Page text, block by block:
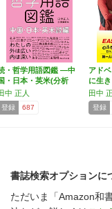
・哲学用語図鑑 ―中
・日本・英米(分析
…
中 正人
登録 687
アド
に生
田…
田中
登録
書誌検索オプションに
ただいま「Amazon和